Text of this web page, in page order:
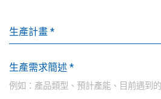
生產需求簡述 *